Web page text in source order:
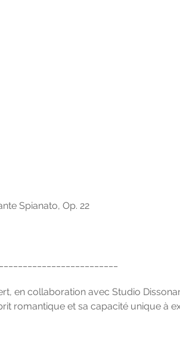
Spianato, Op. 22
en collaboration avec Studio
romantique et sa capacité unique à